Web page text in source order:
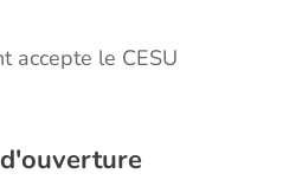
accepte le CESU